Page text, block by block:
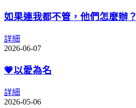
如果連我都不管，他們怎麼辦？
詳細
2026-06-07
💗以愛為名
詳細
2026-05-06